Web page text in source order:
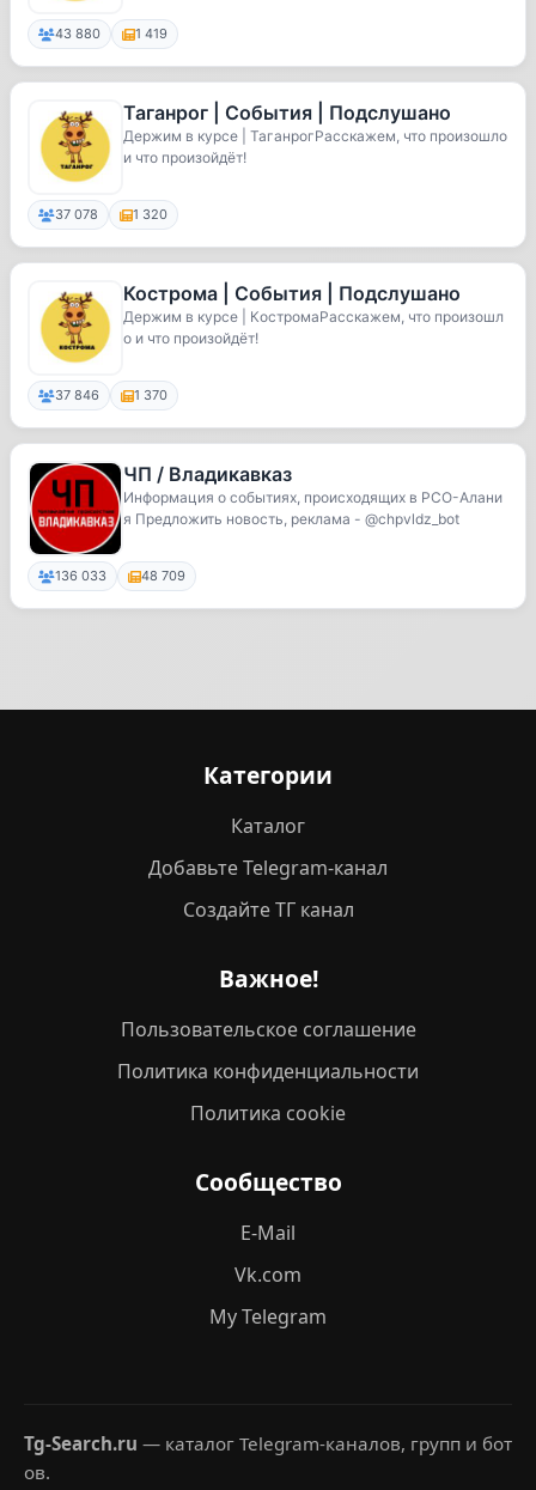
43 880 1 419
Таганрог | События | Подслушано
Держим в курсе | ТаганрогРасскажем, что произошло
и что произойдёт!
37 078 1 320
Кострома | События | Подслушано
Держим в курсе | КостромаРасскажем, что произошл
о и что произойдёт!
37 846 1 370
ЧП / Владикавказ
Информация о событиях, происходящих в РСО-Алани
я Предложить новость, реклама - @chpvldz_bot
136 033 48 709
Категории
Каталог
Добавьте Telegram-канал
Создайте ТГ канал
Важное!
Пользовательское соглашение
Политика конфиденциальности
Политика cookie
Сообщество
E-Mail
Vk.com
My Telegram
Tg-Search.ru — каталог Telegram-каналов, групп и бот
ов.